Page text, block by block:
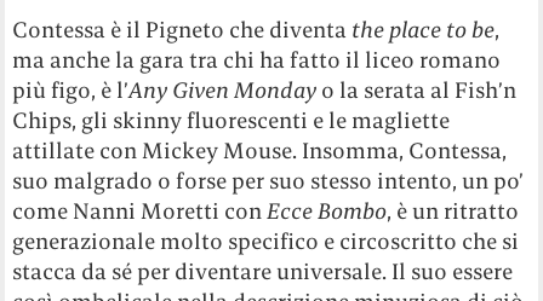
Contessa è il Pigneto che diventa the place to be,
ma anche la gara tra chi ha fatto il liceo romano
più figo, è l’Any Given Monday o la serata al Fish’n
Chips, gli skinny fluorescenti e le magliette
attillate con Mickey Mouse. Insomma, Contessa,
suo malgrado o forse per suo stesso intento, un po’
come Nanni Moretti conEcce Bombo, è un ritratto
generazionale molto specifico e circoscritto che si
stacca da sé per diventare universale. Il suo essere